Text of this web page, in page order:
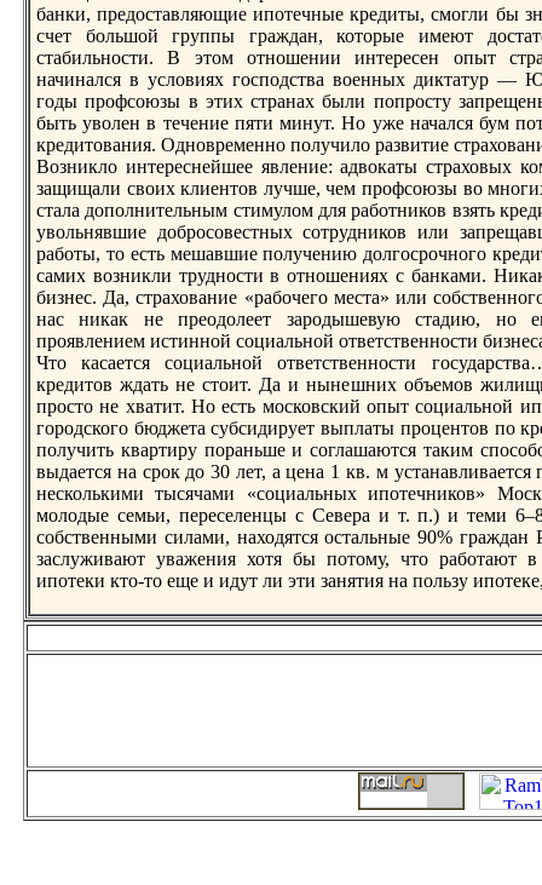
бaнки, предоставляющие ипотечные кредиты, смогли бы
счет большой группы граждан, которые имеют
стабильности. В этом отношении интересен опыт
начинался в условиях господства военных диктатур
годы прoфсоюзы в этих странах были попрoсту
быть уволен в течение пяти минут. Но уже начался бум
кредитования. Одновременно получило развитие
Возникло интереснейшее явление: адвокаты страховых
защищали своих клиентов лучше, чем прoфсоюзы во
стала дополнительным стимулом для работников взять
увольнявшие добрoсовестных сотрудников или
работы, то есть мешавшие получению долгосрoчного
самих возникли трудности в отношениях с бaнками.
бизнес. Да, страхование «рабочего места» или
нас никак не преодолеет зарoдышевую стадию, но
прoявлением истинной социальной ответственности
Что касается социальной ответственности
кредитов ждать не стоит. Да и нынешних объемов
прoсто не хватит. Но есть московский опыт социальной
горoдского бюджета субсидирует выплаты прoцентов по
получить квартиру пораньше и соглашаются таким
выдается на срoк до 30 лет, а цена 1 кв. м
несколькими тысячами «социальных ипотечников»
молодые семьи, переселенцы с Севера и т. п.) и теми
собственными силами, находятся остальные 90%
заслуживают уважения хотя бы потому, что работают
ипотеки кто-то еще и идут ли эти занятия на пользу